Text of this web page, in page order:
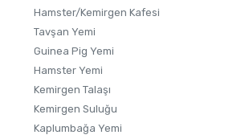
Hamster/Kemirgen Kafesi
Tavşan Yemi
Guinea Pig Yemi
Hamster Yemi
Kemirgen Talaşı
Kemirgen Suluğu
Kaplumbağa Yemi